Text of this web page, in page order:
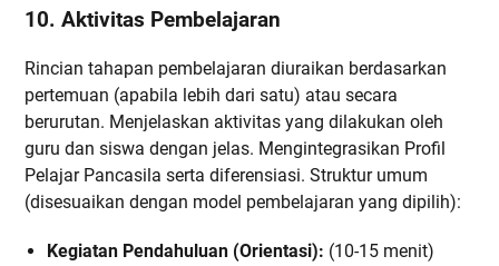
10. Aktivitas Pembelajaran
Rincian tahapan pembelajaran diuraikan berdasarkan
pertemuan (apabila lebih dari satu) atau secara
berurutan. Menjelaskan aktivitas yang dilakukan oleh
guru dan siswa dengan jelas. Mengintegrasikan Profil
Pelajar Pancasila serta diferensiasi. Struktur umum
(disesuaikan dengan model pembelajaran yang dipilih):
Kegiatan Pendahuluan (Orientasi): (10-15 menit)